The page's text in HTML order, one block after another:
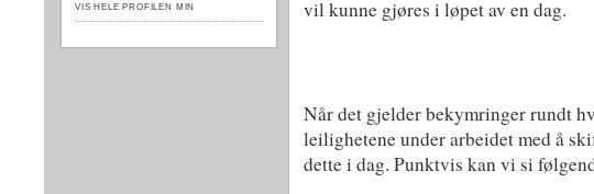
VIS HELE PROFILEN MIN
vil kunne gjøres i løpet av en dag.
Når det gjelder bekymringer rundt
leilighetene under arbeidet med å
dette i dag. Punktvis kan vi si